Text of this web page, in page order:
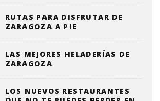
RUTAS PARA DISFRUTAR DE
ZARAGOZA A PIE
LAS MEJORES HELADERÍAS DE
ZARAGOZA
LOS NUEVOS RESTAURANTES